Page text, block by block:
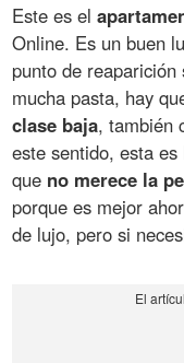
Este es el
Online. Es un buen
punto de
mucha pasta, hay
clase baja, también
este sentido, esta
que no merece la
porque es mejor
de lujo, pero si